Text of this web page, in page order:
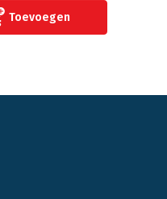
Toevoegen